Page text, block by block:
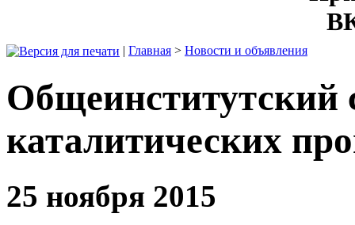
| Главная > Новости и объявления
Oбщеинститутский
каталитических
25 ноября 2015